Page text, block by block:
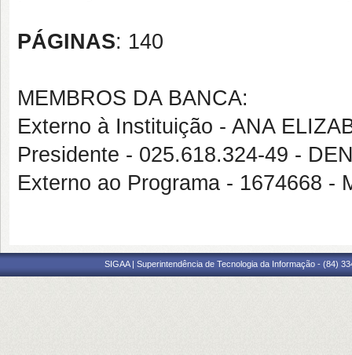
PÁGINAS: 140
MEMBROS DA BANCA:
Externo à Instituição - ANA
Presidente - 025.618.324-49 -
Externo ao Programa - 1674668 -
SIGAA | Superintendência de Tecnologia da Informação - (84)